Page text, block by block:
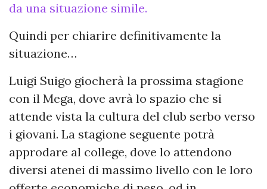
da una situazione simile.
Quindi per chiarire definitivamente la
situazione…
Luigi Suigo giocherà la prossima stagione
con il Mega, dove avrà lo spazio che si
attende vista la cultura del club serbo verso
i giovani. La stagione seguente potrà
approdare al college, dove lo attendono
diversi atenei di massimo livello con le loro